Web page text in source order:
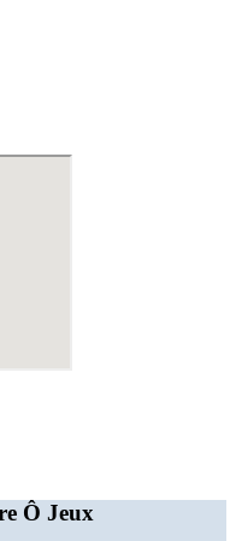
Ô Jeux